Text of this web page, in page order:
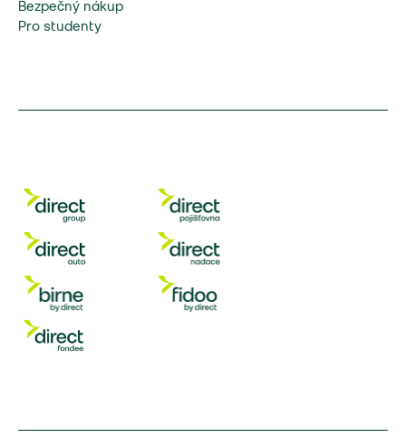
Bezpečný nákup
Pro studenty